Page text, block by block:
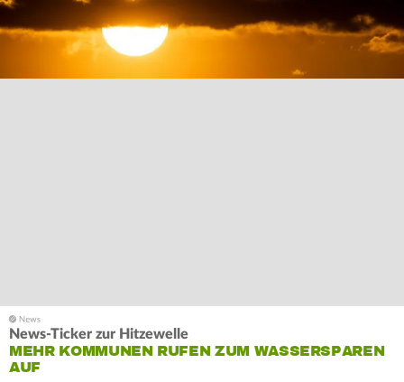
News-Ticker zur Hitzewelle
MEHR KOMMUNEN RUFEN ZUM WASSERSPAREN
AUF